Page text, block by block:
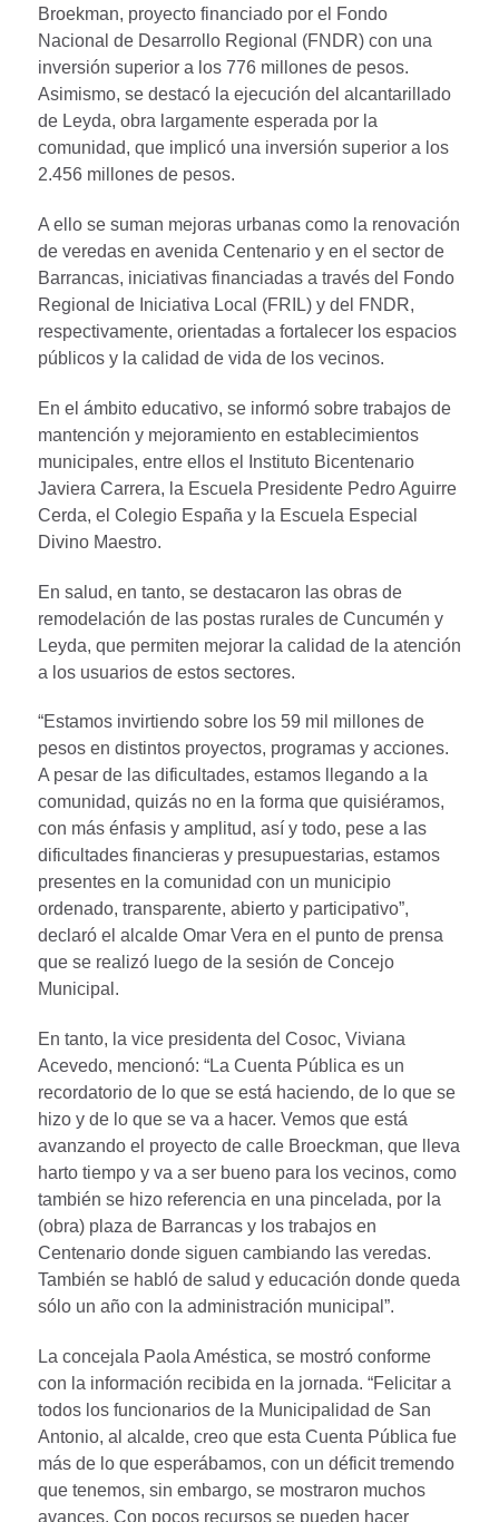
Broekman, proyecto financiado por el Fondo
Nacional de Desarrollo Regional (FNDR) con una
inversión superior a los 776 millones de pesos.
Asimismo, se destacó la ejecución del alcantarillado
de Leyda, obra largamente esperada por la
comunidad, que implicó una inversión superior a los
2.456 millones de pesos.
A ello se suman mejoras urbanas como la renovación
de veredas en avenida Centenario y en el sector de
Barrancas, iniciativas financiadas a través del Fondo
Regional de Iniciativa Local (FRIL) y del FNDR,
respectivamente, orientadas a fortalecer los espacios
públicos y la calidad de vida de los vecinos.
En el ámbito educativo, se informó sobre trabajos de
mantención y mejoramiento en establecimientos
municipales, entre ellos el Instituto Bicentenario
Javiera Carrera, la Escuela Presidente Pedro Aguirre
Cerda, el Colegio España y la Escuela Especial
Divino Maestro.
En salud, en tanto, se destacaron las obras de
remodelación de las postas rurales de Cuncumén y
Leyda, que permiten mejorar la calidad de la atención
a los usuarios de estos sectores.
“Estamos invirtiendo sobre los 59 mil millones de
pesos en distintos proyectos, programas y acciones.
A pesar de las dificultades, estamos llegando a la
comunidad, quizás no en la forma que quisiéramos,
con más énfasis y amplitud, así y todo, pese a las
dificultades financieras y presupuestarias, estamos
presentes en la comunidad con un municipio
ordenado, transparente, abierto y participativo”,
declaró el alcalde Omar Vera en el punto de prensa
que se realizó luego de la sesión de Concejo
Municipal.
En tanto, la vice presidenta del Cosoc, Viviana
Acevedo, mencionó: “La Cuenta Pública es un
recordatorio de lo que se está haciendo, de lo que se
hizo y de lo que se va a hacer. Vemos que está
avanzando el proyecto de calle Broeckman, que lleva
harto tiempo y va a ser bueno para los vecinos, como
también se hizo referencia en una pincelada, por la
(obra) plaza de Barrancas y los trabajos en
Centenario donde siguen cambiando las veredas.
También se habló de salud y educación donde queda
sólo un año con la administración municipal”.
La concejala Paola Améstica, se mostró conforme
con la información recibida en la jornada. “Felicitar a
todos los funcionarios de la Municipalidad de San
Antonio, al alcalde, creo que esta Cuenta Pública fue
más de lo que esperábamos, con un déficit tremendo
que tenemos, sin embargo, se mostraron muchos
avances. Con pocos recursos se pueden hacer